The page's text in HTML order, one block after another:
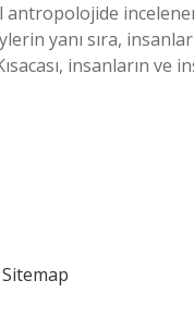
antropolojide
yanı sıra,
insanların ve
Sitemap